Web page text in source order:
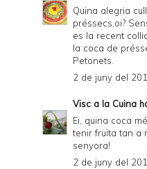
Quina alegria
préssecs,oi?
es la recent
la coca de
Petonets.
2 de juny del
Visc a la Cuina
Ei, quina coca
tenir fruita tan a
senyora!
2 de juny del